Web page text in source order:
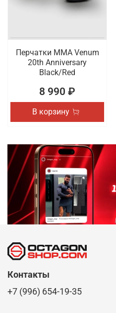
Перчатки ММА Venum
20th Anniversary
Black/Red
8 990 ₽
В корзину
Контакты
+7 (996) 654-19-35